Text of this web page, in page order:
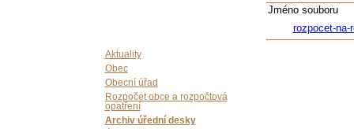
Aktuality
Obec
Obecní úřad
Rozpočet obce a rozpočtová
opatření
Archiv úřední desky
Jméno souboru
rozpocet-na-